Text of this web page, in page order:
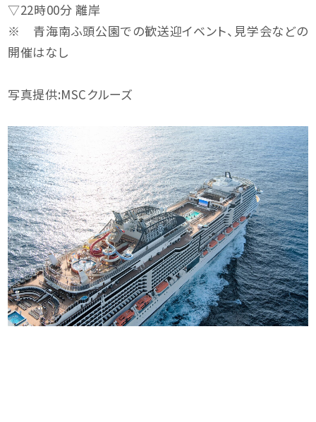
▽22時00分 離岸
※ 青海南ふ頭公園での歓送迎イベント、見学会などの
開催はなし
写真提供:MSCクルーズ